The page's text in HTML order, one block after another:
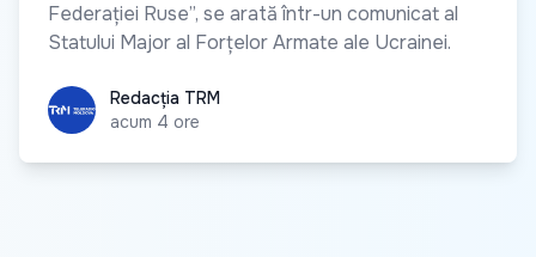
Federației Ruse”, se arată într-un comunicat al
Statului Major al Forțelor Armate ale Ucrainei.
Redacția TRM
Redacția TRM
acum 4 ore